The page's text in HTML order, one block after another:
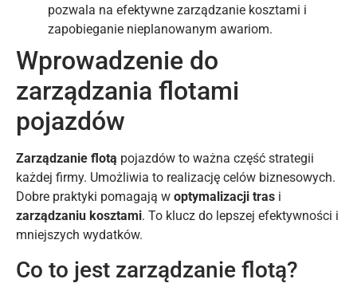
pozwala na efektywne zarządzanie kosztami i
zapobieganie nieplanowanym awariom.
Wprowadzenie do
zarządzania flotami
pojazdów
Zarządzanie flotą pojazdów to ważna część strategii
każdej firmy. Umożliwia to realizację celów biznesowych.
Dobre praktyki pomagają w optymalizacji tras i
zarządzaniu kosztami. To klucz do lepszej efektywności i
mniejszych wydatków.
Co to jest zarządzanie flotą?